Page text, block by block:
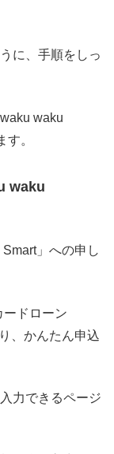
に、手順をしっ
waku
。
waku
」への申し
ドローン
、かんたん申込
力できるページ